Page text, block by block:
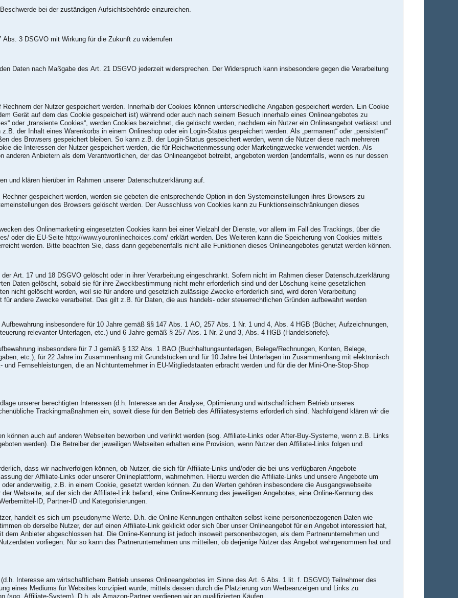
bei der zuständigen Aufsichtsbehörde einzureichen.
3 DSGVO mit Wirkung für die Zukunft zu widerrufen
Daten nach Maßgabe des Art. 21 DSGVO jederzeit widersprechen. Der Widerspruch kann insbesondere gegen die Verarbeitung
der Nutzer gespeichert werden. Innerhalb der Cookies können unterschiedliche Angaben gespeichert werden. Ein Cookie
Gerät auf dem das Cookie gespeichert ist) während oder auch nach seinem Besuch innerhalb eines Onlineangebotes zu
oder „transiente Cookies“, werden Cookies bezeichnet, die gelöscht werden, nachdem ein Nutzer ein Onlineangebot verlässt und
der Inhalt eines Warenkorbs in einem Onlineshop oder ein Login-Status gespeichert werden. Als „permanent“ oder „persistent“
des Browsers gespeichert bleiben. So kann z.B. der Login-Status gespeichert werden, wenn die Nutzer diese nach mehreren
die Interessen der Nutzer gespeichert werden, die für Reichweitenmessung oder Marketingzwecke verwendet werden. Als
anderen Anbietern als dem Verantwortlichen, der das Onlineangebot betreibt, angeboten werden (andernfalls, wenn es nur dessen
und klären hierüber im Rahmen unserer Datenschutzerklärung auf.
gespeichert werden, werden sie gebeten die entsprechende Option in den Systemeinstellungen ihres Browsers zu
des Browsers gelöscht werden. Der Ausschluss von Cookies kann zu Funktionseinschränkungen dieses
des Onlinemarketing eingesetzten Cookies kann bei einer Vielzahl der Dienste, vor allem im Fall des Trackings, über die
oder die EU-Seite http://www.youronlinechoices.com/ erklärt werden. Des Weiteren kann die Speicherung von Cookies mittels
werden. Bitte beachten Sie, dass dann gegebenenfalls nicht alle Funktionen dieses Onlineangebotes genutzt werden können.
Art. 17 und 18 DSGVO gelöscht oder in ihrer Verarbeitung eingeschränkt. Sofern nicht im Rahmen dieser Datenschutzerklärung
Daten gelöscht, sobald sie für ihre Zweckbestimmung nicht mehr erforderlich sind und der Löschung keine gesetzlichen
nicht gelöscht werden, weil sie für andere und gesetzlich zulässige Zwecke erforderlich sind, wird deren Verarbeitung
andere Zwecke verarbeitet. Das gilt z.B. für Daten, die aus handels- oder steuerrechtlichen Gründen aufbewahrt werden
insbesondere für 10 Jahre gemäß §§ 147 Abs. 1 AO, 257 Abs. 1 Nr. 1 und 4, Abs. 4 HGB (Bücher, Aufzeichnungen,
relevanter Unterlagen, etc.) und 6 Jahre gemäß § 257 Abs. 1 Nr. 2 und 3, Abs. 4 HGB (Handelsbriefe).
insbesondere für 7 J gemäß § 132 Abs. 1 BAO (Buchhaltungsunterlagen, Belege/Rechnungen, Konten, Belege,
etc.), für 22 Jahre im Zusammenhang mit Grundstücken und für 10 Jahre bei Unterlagen im Zusammenhang mit elektronisch
Fernsehleistungen, die an Nichtunternehmer in EU-Mitgliedstaaten erbracht werden und für die der Mini-One-Stop-Shop
unserer berechtigten Interessen (d.h. Interesse an der Analyse, Optimierung und wirtschaftlichem Betrieb unseres
Trackingmaßnahmen ein, soweit diese für den Betrieb des Affiliatesystems erforderlich sind. Nachfolgend klären wir die
können auch auf anderen Webseiten beworben und verlinkt werden (sog. Affiliate-Links oder After-Buy-Systeme, wenn z.B. Links
werden). Die Betreiber der jeweiligen Webseiten erhalten eine Provision, wenn Nutzer den Affiliate-Links folgen und
dass wir nachverfolgen können, ob Nutzer, die sich für Affiliate-Links und/oder die bei uns verfügbaren Angebote
der Affiliate-Links oder unserer Onlineplattform, wahrnehmen. Hierzu werden die Affiliate-Links und unsere Angebote um
anderweitig, z.B. in einem Cookie, gesetzt werden können. Zu den Werten gehören insbesondere die Ausgangswebseite
Webseite, auf der sich der Affiliate-Link befand, eine Online-Kennung des jeweiligen Angebotes, eine Online-Kennung des
ID, Partner-ID und Kategorisierungen.
handelt es sich um pseudonyme Werte. D.h. die Online-Kennungen enthalten selbst keine personenbezogenen Daten wie
ob derselbe Nutzer, der auf einen Affiliate-Link geklickt oder sich über unser Onlineangebot für ein Angebot interessiert hat,
Anbieter abgeschlossen hat. Die Online-Kennung ist jedoch insoweit personenbezogen, als dem Partnerunternehmen und
vorliegen. Nur so kann das Partnerunternehmen uns mitteilen, ob derjenige Nutzer das Angebot wahrgenommen hat und
Interesse am wirtschaftlichem Betrieb unseres Onlineangebotes im Sinne des Art. 6 Abs. 1 lit. f. DSGVO) Teilnehmer des
eines Mediums für Websites konzipiert wurde, mittels dessen durch die Platzierung von Werbeanzeigen und Links zu
(sog. Affiliate-System). D.h. als Amazon-Partner verdienen wir an qualifizierten Käufen.